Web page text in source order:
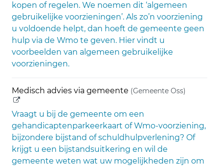
kopen of regelen. We noemen dit ‘algemeen
gebruikelijke voorzieningen’. Als zo’n voorziening
u voldoende helpt, dan hoeft de gemeente geen
hulp via de Wmo te geven. Hier vindt u
voorbeelden van algemeen gebruikelijke
voorzieningen.
Medisch advies via gemeente (Gemeente Oss)
Vraagt u bij de gemeente om een
gehandicaptenparkeerkaart of Wmo-voorziening,
bijzondere bijstand of schuldhulpverlening? Of
krijgt u een bijstandsuitkering en wil de
gemeente weten wat uw mogelijkheden zijn om